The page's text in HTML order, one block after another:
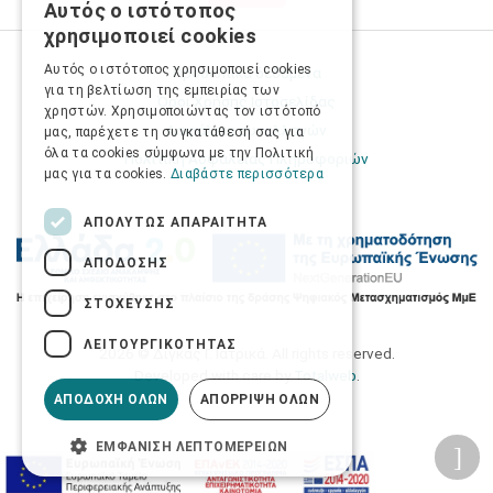
Προσωπικά δεδομένα
Όροι Χρήσης Ιστοσελίδας
Ασφάλεια συναλλαγών
Πολιτική Ασφάλειας Πληροφοριών
2026 © Δίγκας Γ. Ιατρικά. All rights reserved.
Developed with care byTotalweb.
Προσβασιμότητα
Αυτός ο ιστότοπος
χρησιμοποιεί cookies
Αυτός ο ιστότοπος χρησιμοποιεί cookies
για τη βελτίωση της εμπειρίας των
χρηστών. Χρησιμοποιώντας τον ιστότοπό
μας, παρέχετε τη συγκατάθεσή σας για
όλα τα cookies σύμφωνα με την Πολιτική
μας για τα cookies. Διαβάστε περισσότερα
ΑΠΟΛΎΤΩΣ ΑΠΑΡΑΊΤΗΤΑ
ΑΠΌΔΟΣΗΣ
ΣΤΌΧΕΥΣΗΣ
ΛΕΙΤΟΥΡΓΙΚΌΤΗΤΑΣ
ΑΠΟΔΟΧΉ ΌΛΩΝ ΑΠΌΡΡΙΨΗ ΌΛΩΝ
ΕΜΦΆΝΙΣΗ ΛΕΠΤΟΜΕΡΕΙΏΝ